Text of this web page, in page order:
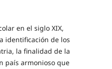
en el siglo XIX,
identificación de los
la finalidad de la
país armonioso que